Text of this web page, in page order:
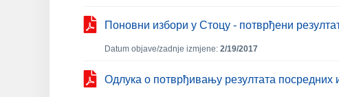
Поновни избори у Стоцу - потврђени
Datum objave/zadnje izmjene: 2/19/2017
Одлука о потврђивању резултата посредних